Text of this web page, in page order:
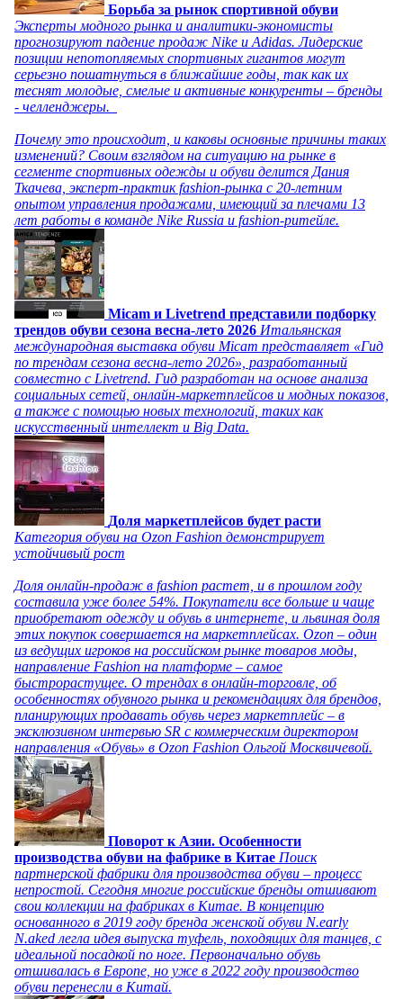
Борьба за рынок спортивной обуви
Эксперты модного рынка и аналитики-экономисты
прогнозируют падение продаж Nike и Adidas. Лидерские
позиции непотопляемых спортивных гигантов могут
серьезно пошатнуться в ближайшие годы, так как их
теснят молодые, смелые и активные конкуренты – бренды
- челленджеры.
Почему это происходит, и каковы основные причины таких
изменений? Своим взглядом на ситуацию на рынке в
сегменте спортивных одежды и обуви делится Дания
Ткачева, эксперт-практик fashion-рынка с 20-летним
опытом управления продажами, имеющий за плечами 13
лет работы в команде Nike Russia и fashion-ритейле.
Micam и Livetrend представили подборку
трендов обуви сезона весна-лето 2026 Итальянская
международная выставка обуви Micam представляет «Гид
по трендам сезона весна-лето 2026», разработанный
совместно с Livetrend. Гид разработан на основе анализа
социальных сетей, онлайн-маркетплейсов и модных показов,
а также с помощью новых технологий, таких как
искусственный интеллект и Big Data.
Доля маркетплейсов будет расти
Категория обуви на Ozon Fashion демонстрирует
устойчивый рост
Доля онлайн-продаж в fashion растет, и в прошлом году
составила уже более 54%. Покупатели все больше и чаще
приобретают одежду и обувь в интернете, и львиная доля
этих покупок совершается на маркетплейсах. Ozon – один
из ведущих игроков на российском рынке товаров моды,
направление Fashion на платформе – самое
быстрорастущее. О трендах в онлайн-торговле, об
особенностях обувного рынка и рекомендациях для брендов,
планирующих продавать обувь через маркетплейс – в
эксклюзивном интервью SR с коммерческим директором
направления «Обувь» в Ozon Fashion Ольгой Москвичевой.
Поворот к Азии. Особенности
производства обуви на фабрике в Китае Поиск
партнерской фабрики для производства обуви – процесс
непростой. Сегодня многие российские бренды отшивают
свои коллекции на фабриках в Китае. В концепцию
основанного в 2019 году бренда женской обуви N.early
N.aked легла идея выпуска туфель, походящих для танцев, с
идеальной посадкой по ноге. Первоначально обувь
отшивалась в Европе, но уже в 2022 году производство
обуви перенесли в Китай.